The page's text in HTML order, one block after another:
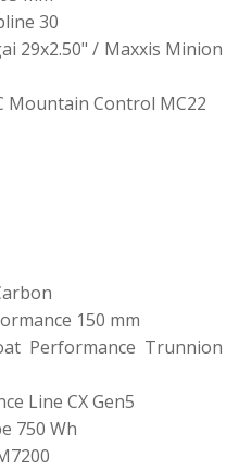
30
29x2.50" / Maxxis Minion
Mountain Control MC22
150 mm
Performance Trunnion
Line CX Gen5
750 Wh